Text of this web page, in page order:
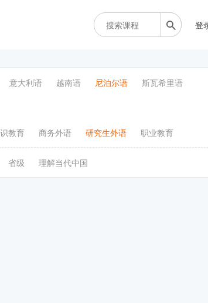
登
意大利语 越南语 尼泊尔语
斯瓦希里语
教育 商务外语 研究生外语 职业教育
省级 理解当代中国